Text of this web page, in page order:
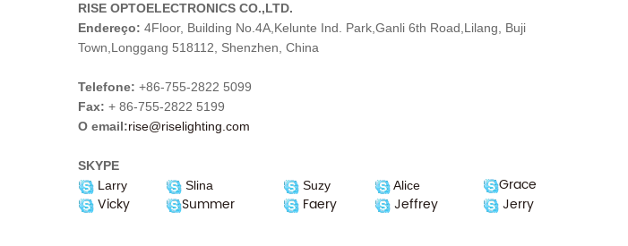
RISE OPTOELECTRONICS CO.,LTD.
Endereço: 4Floor, Building No.4A,Kelunte Ind. Park,Ganli 6th Road,Lilang, Buji
Town,Longgang 518112, Shenzhen, China
Telefone: +86-755-2822 5099
Fax: + 86-755-2822 5199
O email:rise@riselighting.com
SKYPE
Larry
Slina Suzy Alice
Grace
Vicky
Summer Faery Jeffrey Jerry